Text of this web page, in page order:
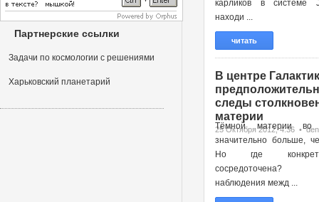
карликов в системе
находи ...
читать
В центре
следы
материи
25 Октября 2012, 4:36 • den
Тёмной материи во
значительно больше,
Но где
наблюдения межд ...
Партнерские ссылки
Задачи по космологии с решениями
Харьковский планетарий